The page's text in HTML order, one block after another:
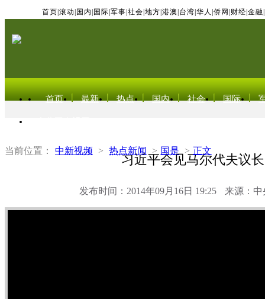
首页 滚动 国内 国际 军事 社会 地方 港澳 台湾 华人 侨网 财经 金融
首页 最新 热点 国内 社会 国际
当前位置： 中新视频 > 热点新闻 > 国是 > 正文
习近平会见马尔代夫议长
发布时间：2014年09月16日 19:25 来源：中